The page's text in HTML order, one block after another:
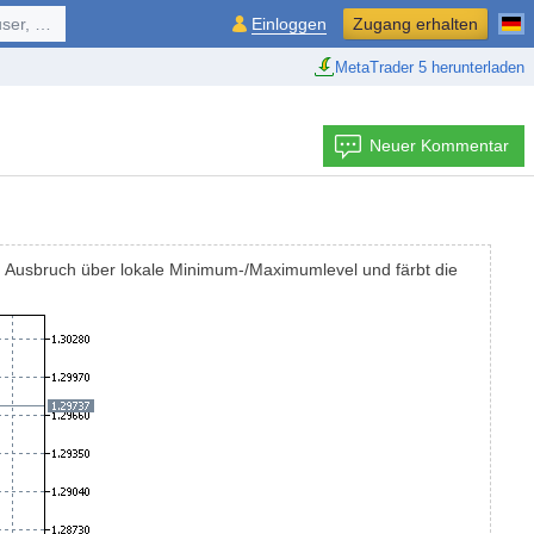
MetaTrader 5 herunterladen
... Einloggen Zugang erhalten
Neuer Kommentar
über lokale Minimum-/Maximumlevel und färbt die